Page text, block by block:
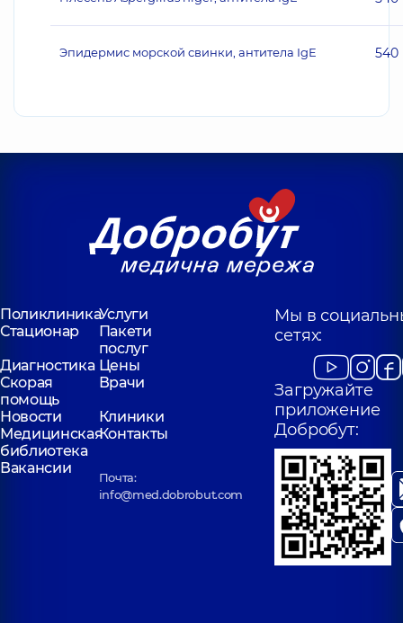
Эпидермис морской свинки, антитела IgE 540
ПоликлиникаУслуги
Стационар
Пакети
послуг
Диагностика Цены
Скорая
помощь
Врачи
Новости
Клиники
Медицинская
библиотека
Контакты
Вакансии
Почта:
info@med.dobrobut.com
Мы в
сетях:
Загружайте
приложение
Добробут: